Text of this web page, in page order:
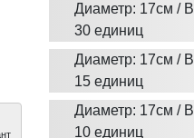
Диаметр: 17см /
30 единиц
Диаметр: 17см /
15 единиц
Диаметр: 17см /
10 единиц